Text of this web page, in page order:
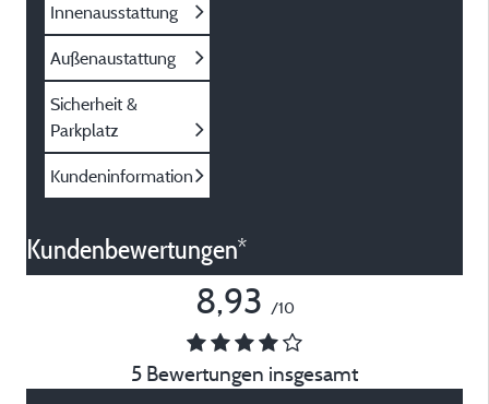
Innenausstattung
Außenaustattung
Sicherheit &
Parkplatz
Kundeninformation
Kundenbewertungen*
8,93 /10
5 Bewertungen insgesamt